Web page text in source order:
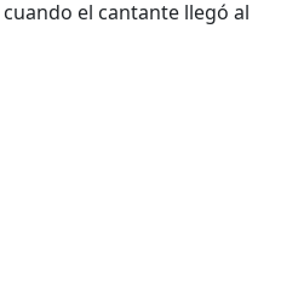
el cantante llegó al